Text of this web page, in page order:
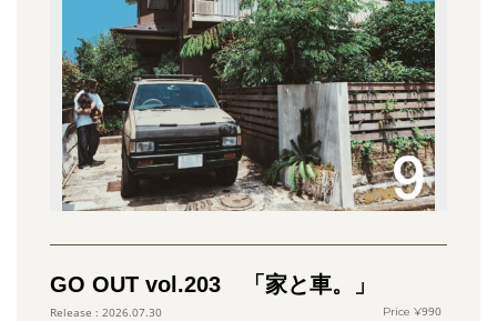
GO OUT vol.203 「家と車。」
2026.07.30 990